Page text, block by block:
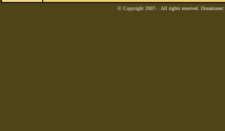
© Copyright 2007- . All rights reserved.